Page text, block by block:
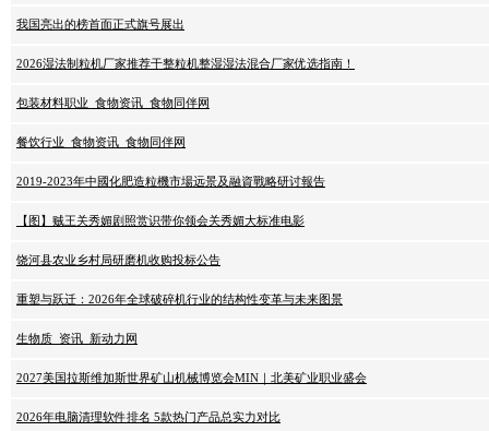
我国亮出的榜首面正式旗号展出
2026湿法制粒机厂家推荐干整粒机整湿湿法混合厂家优选指南！
包装材料职业_食物资讯_食物同伴网
餐饮行业_食物资讯_食物同伴网
2019-2023年中國化肥造粒機市場远景及融資戰略研讨報告
【图】贼王关秀媚剧照赏识带你领会关秀媚大标准电影
饶河县农业乡村局研磨机收购投标公告
重塑与跃迁：2026年全球破碎机行业的结构性变革与未来图景
生物质_资讯_新动力网
2027美国拉斯维加斯世界矿山机械博览会MIN｜北美矿业职业盛会
2026年电脑清理软件排名 5款热门产品总实力对比